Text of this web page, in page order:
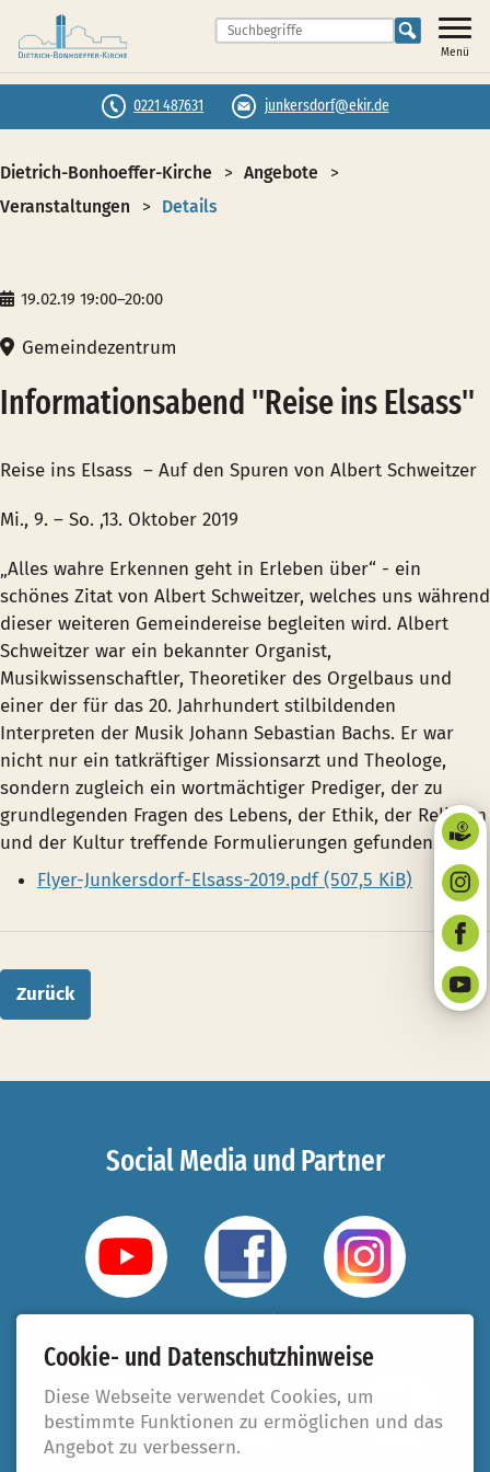
Menü
0221 487631 junkersdorf@ekir.de
Dietrich-Bonhoeffer-Kirche
Angebote
Veranstaltungen
Details
19.02.19 19:00–20:00
Gemeindezentrum
Informationsabend "Reise ins Elsass"
Reise ins Elsass – Auf den Spuren von Albert Schweitzer
Mi., 9. – So. ,13. Oktober 2019
„Alles wahre Erkennen geht in Erleben über“ - ein
schönes Zitat von Albert Schweitzer, welches uns während
dieser weiteren Gemeindereise begleiten wird. Albert
Schweitzer war ein bekannter Organist,
Musikwissenschaftler, Theoretiker des Orgelbaus und
einer der für das 20. Jahrhundert stilbildenden
Interpreten der Musik Johann Sebastian Bachs. Er war
nicht nur ein tatkräftiger Missionsarzt und Theologe,
sondern zugleich ein wortmächtiger Prediger, der zu
grundlegenden Fragen des Lebens, der Ethik, der Religion
und der Kultur treffende Formulierungen gefunden hat.
Flyer-Junkersdorf-Elsass-2019.pdf(507,5 KiB)
Zurück
Social Media und Partner
YouTube Facebook Instagram
Cookie- und Datenschutzhinweise
Diese Webseite verwendet Cookies, um
bestimmte Funktionen zu ermöglichen und das
Angebot zu verbessern.